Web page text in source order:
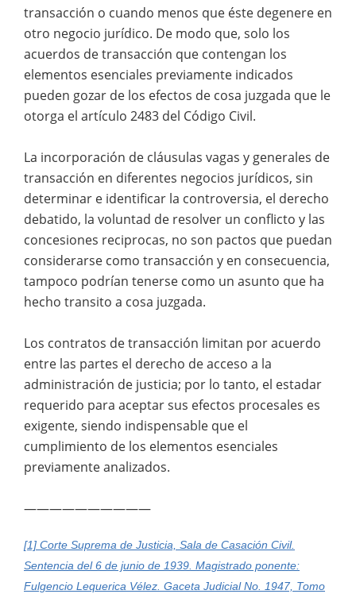
transacción o cuando menos que éste degenere en
otro negocio jurídico. De modo que, solo los
acuerdos de transacción que contengan los
elementos esenciales previamente indicados
pueden gozar de los efectos de cosa juzgada que le
otorga el artículo 2483 del Código Civil.
La incorporación de cláusulas vagas y generales de
transacción en diferentes negocios jurídicos, sin
determinar e identificar la controversia, el derecho
debatido, la voluntad de resolver un conflicto y las
concesiones reciprocas, no son pactos que puedan
considerarse como transacción y en consecuencia,
tampoco podrían tenerse como un asunto que ha
hecho transito a cosa juzgada.
Los contratos de transacción limitan por acuerdo
entre las partes el derecho de acceso a la
administración de justicia; por lo tanto, el estadar
requerido para aceptar sus efectos procesales es
exigente, siendo indispensable que el
cumplimiento de los elementos esenciales
previamente analizados.
——————————
[1] Corte Suprema de Justicia, Sala de Casación Civil.
Sentencia del 6 de junio de 1939. Magistrado ponente:
Fulgencio Lequerica Vélez. Gaceta Judicial No. 1947, Tomo